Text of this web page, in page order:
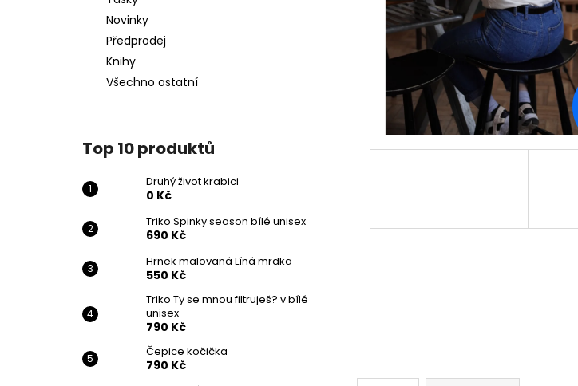
Novinky
Předprodej
Knihy
Všechno ostatní
Top 10 produktů
Druhý život krabici
0 Kč
Triko Spinky season bílé unisex
690 Kč
Hrnek malovaná Líná mrdka
550 Kč
Triko Ty se mnou filtruješ? v bílé
unisex
790 Kč
Čepice kočička
790 Kč
DRUHÝ ŽIVOT KRABICI
0 Kč
TRIKO SPINKY SEASON BÍLÉ UNISEX
690 Kč